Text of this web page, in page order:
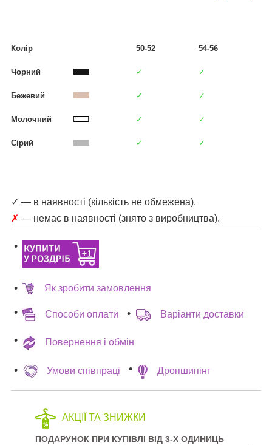
Колір 50-52 54-56
Чорний ✓ ✓
Бежевий ✓ ✓
Молочний ✓ ✓
Сірий ✓ ✓
✓ — в наявності (кількість не обмежена).
✗ — немає в наявності (знято з виробництва).
Як зробити замовлення
Способи оплати Варіанти доставки
Повернення і обмін
Умови співпраці Дропшипінг
АКЦІЇ ТА ЗНИЖКИ
ПОДАРУНОК ПРИ КУПІВЛІ ВІД 3-Х ОДИНИЦЬ